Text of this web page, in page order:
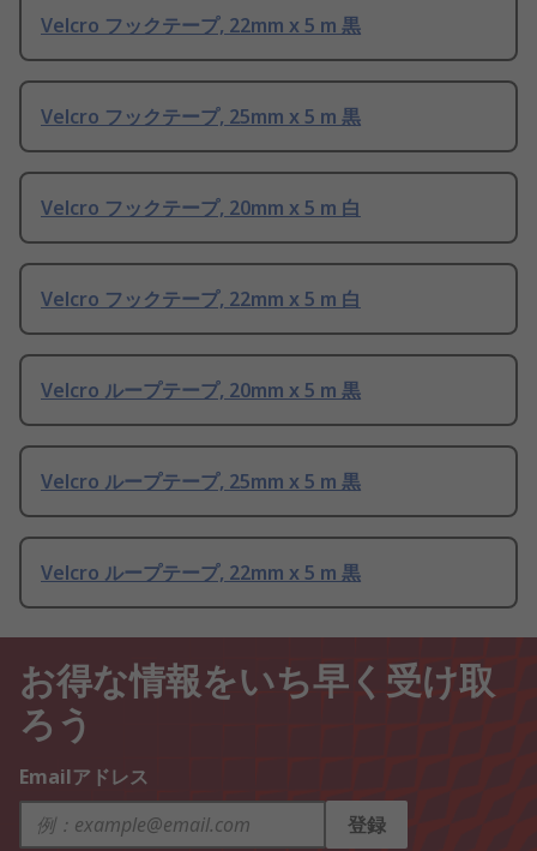
Velcro フックテープ, 22mm x 5 m 黒
Velcro フックテープ, 25mm x 5 m 黒
Velcro フックテープ, 20mm x 5 m 白
Velcro フックテープ, 22mm x 5 m 白
Velcro ループテープ, 20mm x 5 m 黒
Velcro ループテープ, 25mm x 5 m 黒
Velcro ループテープ, 22mm x 5 m 黒
お得な情報をいち早く受け取
ろう
Emailアドレス
登録